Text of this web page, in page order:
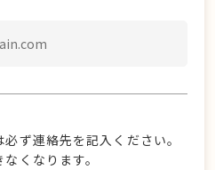
ず連絡先を記入ください。
くなります。